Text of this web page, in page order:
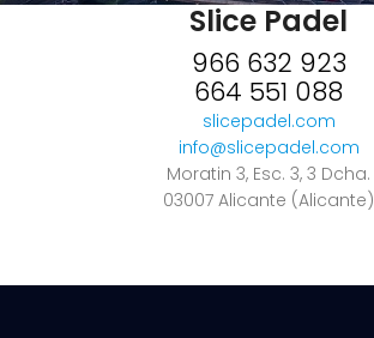
Slice Padel
966 632 923
664 551 088
slicepadel.com
info@slicepadel.com
Moratin 3, Esc. 3, 3 Dcha.
03007 Alicante (Alicante)